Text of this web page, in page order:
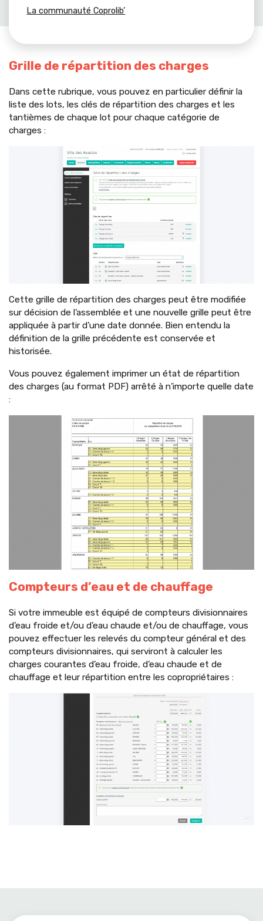
La communauté Coprolib’
Grille de répartition des charges
Dans cette rubrique, vous pouvez en particulier définir la
liste des lots, les clés de répartition des charges et les
tantièmes de chaque lot pour chaque catégorie de
charges :
Cette grille de répartition des charges peut être modifiée
sur décision de l’assemblée et une nouvelle grille peut être
appliquée à partir d’une date donnée. Bien entendu la
définition de la grille précédente est conservée et
historisée.
Vous pouvez également imprimer un état de répartition
des charges (au format PDF) arrêté à n’importe quelle date
:
Compteurs d’eau et de chauffage
Si votre immeuble est équipé de compteurs divisionnaires
d’eau froide et/ou d’eau chaude et/ou de chauffage, vous
pouvez effectuer les relevés du compteur général et des
compteurs divisionnaires, qui serviront à calculer les
charges courantes d’eau froide, d’eau chaude et de
chauffage et leur répartition entre les copropriétaires :